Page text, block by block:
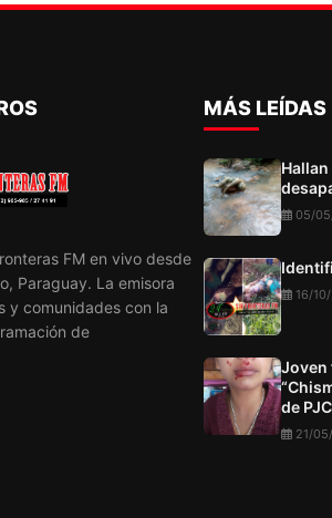
FM en vivo desde
Paraguay. La emisora
y comunidades con la
de
MÁS LEÍDAS
05/
16/
Joven
de PJC
21/